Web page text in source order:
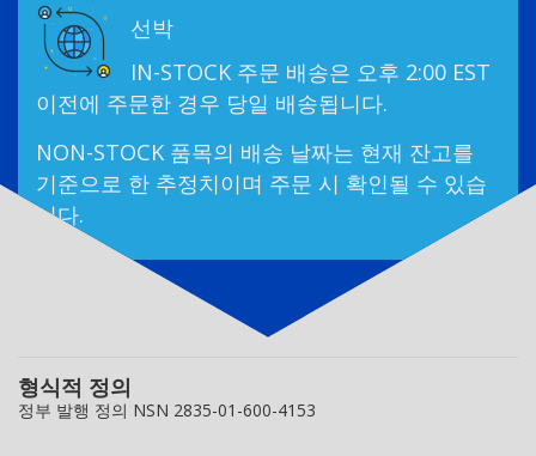
선박
IN-STOCK 주문 배송은 오후 2:00 EST
이전에 주문한 경우 당일 배송됩니다.
NON-STOCK 품목의 배송 날짜는 현재 잔고를
기준으로 한 추정치이며 주문 시 확인될 수 있습
니다.
형식적 정의
정부 발행 정의 NSN 2835-01-600-4153